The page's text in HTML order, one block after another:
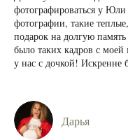
фотографироваться у
фотографии, такие
подарок на долгую
было таких кадров с моей
у нас с дочкой! Искренне
Дарья